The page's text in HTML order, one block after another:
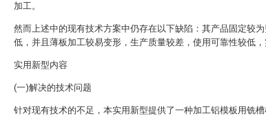
加工。
然而上述中的现有技术方案中仍存在以下缺陷：其产品固定较
低，并且薄板加工较易变形，生产质量较差，使用可靠性较低，
实用新型内容
(一)解决的技术问题
针对现有技术的不足，本实用新型提供了一种加工铝模板用铣